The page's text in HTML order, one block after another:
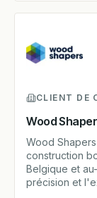
CLIENT DE
Wood
Wood
construction
Belgique et
précision et